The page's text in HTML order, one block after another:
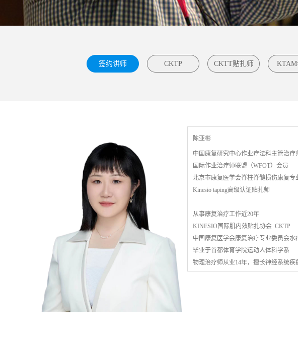
签约讲师 CKTP CKTT贴扎师 KTAM
陈亚彬
中国康复研究中心作业疗法科主管治疗
国际作业治疗师联盟（WFOT）会员
北京市康复医学会脊柱脊髓损伤康复专
Kinesio taping高级认证贴扎师
从事康复治疗工作近20年
KINESIO国际肌内效贴扎协会 CKTP
中国康复医学会康复治疗专业委员会水
毕业于首都体育学院运动人体科学系
物理治疗师从业14年，擅长神经系统疾